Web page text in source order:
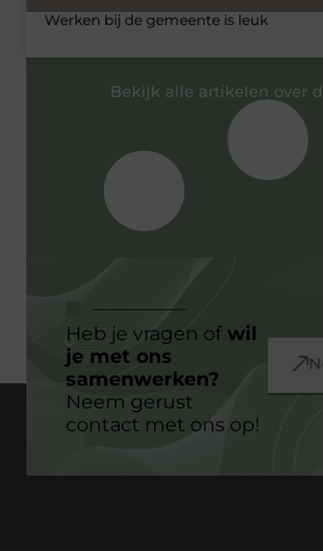
Werken bij de gemeente is leuk
Bekijk alle artikelen over
Heb je vragen ofwil
je met ons
samenwerken?
Neem gerust
contact met ons op!